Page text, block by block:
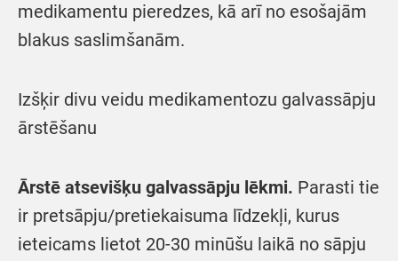
medikamentu pieredzes, kā arī no esošajām
blakus saslimšanām.
Izšķir divu veidu medikamentozu galvassāpju
ārstēšanu
Ārstē atsevišķu galvassāpju lēkmi. Parasti tie
ir pretsāpju/pretiekaisuma līdzekļi, kurus
ieteicams lietot 20-30 minūšu laikā no sāpju